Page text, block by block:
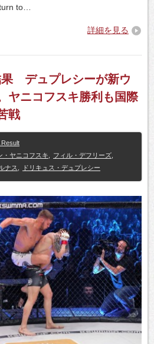
to…
詳細を見る
果 デュプレシーが新ウ
ヤニコフスキ勝利も国際
戦
Result
・ヤニコフスキ フィル・デフリーズ
ナス ドリキュス・デュプレシー